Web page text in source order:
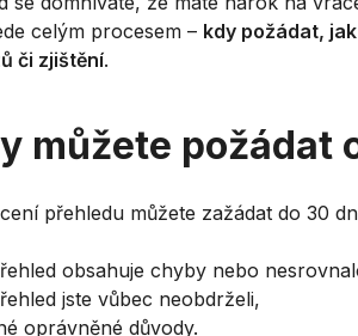
celým procesem – kdy požádat,
či zjištění.
můžete požádat
přehledu můžete zažádat do 30
obsahuje chyby nebo
jste vůbec neobdrželi,
oprávněné důvody.